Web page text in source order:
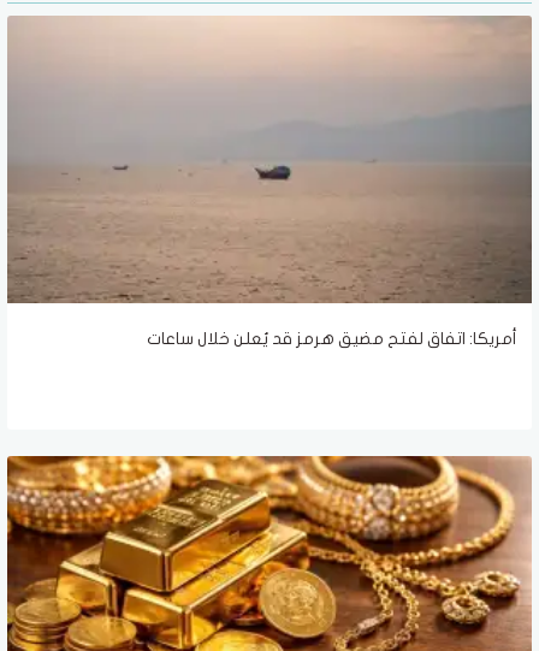
أمريكا: اتفاق لفتح مضيق هرمز قد يُعلن خلال ساعات